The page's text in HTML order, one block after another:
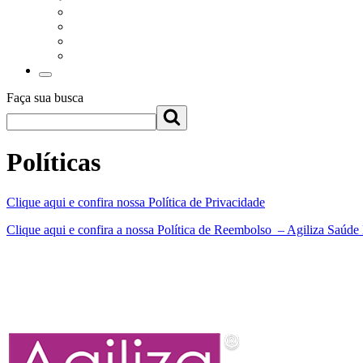
Faça sua busca
Políticas
Clique aqui e confira nossa Política de Privacidade
Clique aqui e confira a nossa Política de Reembolso – Agiliza